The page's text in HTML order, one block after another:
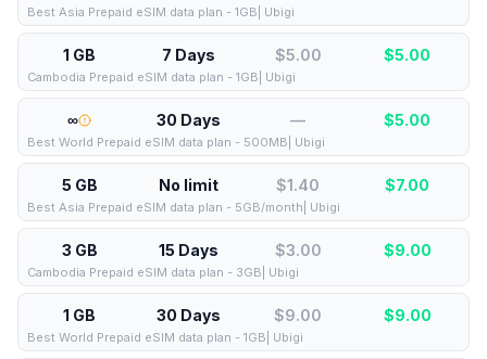
Best Asia Prepaid eSIM data plan - 1GB| Ubigi
1 GB 7 Days $5.00 $5.00
Cambodia Prepaid eSIM data plan - 1GB| Ubigi
∞ 30 Days — $5.00
Best World Prepaid eSIM data plan - 500MB| Ubigi
5 GB No limit $1.40 $7.00
Best Asia Prepaid eSIM data plan - 5GB/month| Ubigi
3 GB 15 Days $3.00 $9.00
Cambodia Prepaid eSIM data plan - 3GB| Ubigi
1 GB 30 Days $9.00 $9.00
Best World Prepaid eSIM data plan - 1GB| Ubigi